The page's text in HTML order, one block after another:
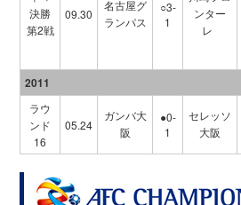
決勝
第2戦
09.30
名古屋グ
ランパス
○3-
1
ンター
レ
2011
ラウ
ンド
16
05.24
ガンバ大
阪
●0-
1
セレッソ
大阪